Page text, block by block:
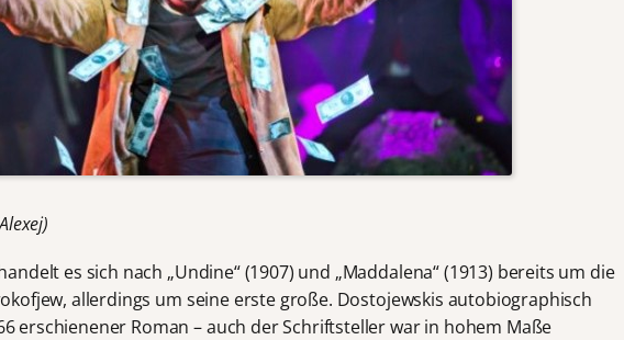
es sich nach „Undine“ (1907) und „Maddalena“ (1913) bereits um die
allerdings um seine erste große. Dostojewskis autobiographisch
erschienener Roman – auch der Schriftsteller war in hohem Maße